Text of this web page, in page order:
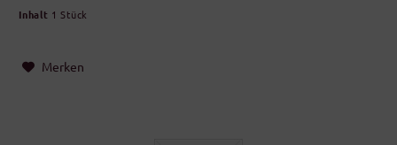
Inhalt 1 Stück
Merken